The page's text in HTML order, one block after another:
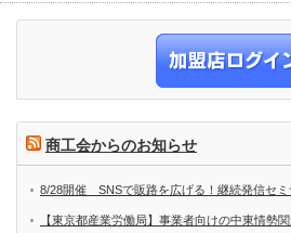
商工会からのお知らせ
8/28開催 SNSで販路を広げる！継続発信セミ
【東京都産業労働局】事業者向けの中東情勢